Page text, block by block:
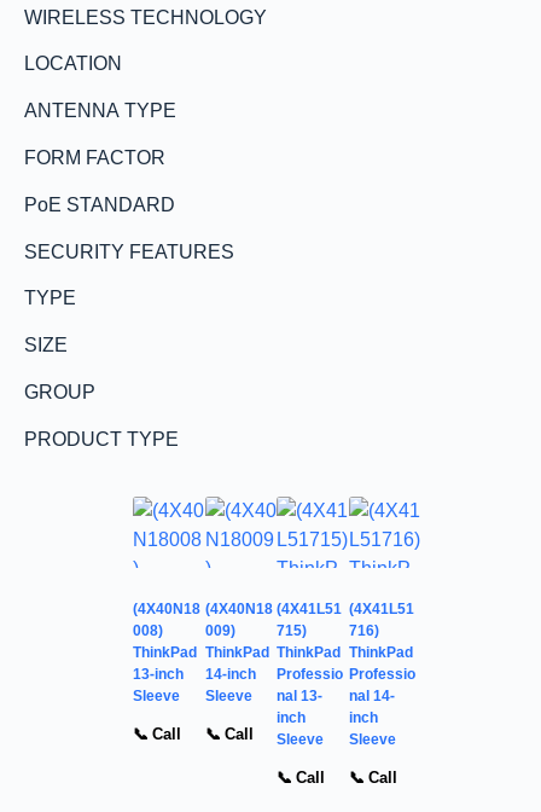
WIRELESS TECHNOLOGY
LOCATION
ANTENNA TYPE
FORM FACTOR
PoE STANDARD
SECURITY FEATURES
TYPE
SIZE
GROUP
PRODUCT TYPE
(4X40N18
008)
ThinkPad
13-inch
Sleeve
📞 Call
(4X40N18
009)
ThinkPad
14-inch
Sleeve
📞 Call
(4X41L51
715)
ThinkPad
Professio
nal 13-
inch
Sleeve
📞 Call
(4X41L51
716)
ThinkPad
Professio
nal 14-
inch
Sleeve
📞 Call